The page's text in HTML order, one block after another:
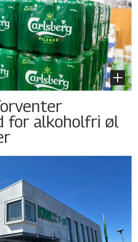
for alkoholfri øl